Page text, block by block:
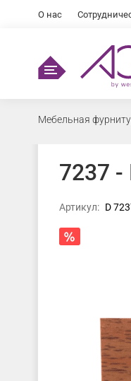
О нас
Мебельная
7237
Артикул: D